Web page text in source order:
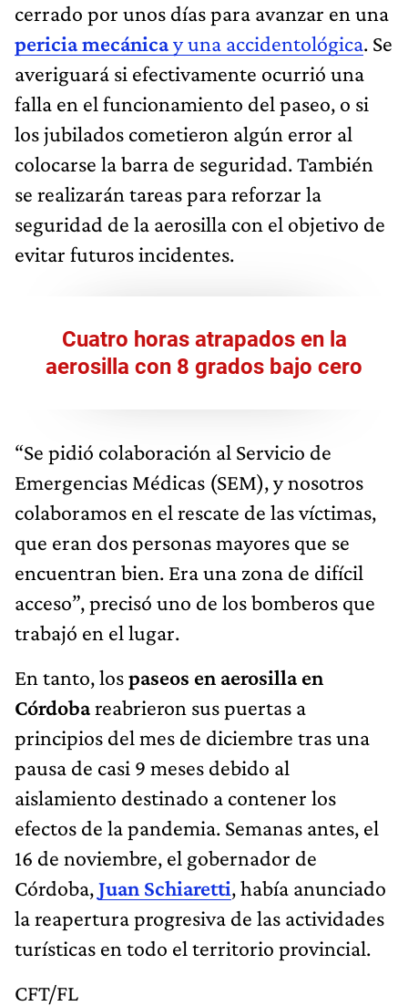
cerrado por unos días para avanzar en una
pericia mecánicay una accidentológica. Se
averiguará si efectivamente ocurrió una
falla en el funcionamiento del paseo, o si
los jubilados cometieron algún error al
colocarse la barra de seguridad. También
se realizarán tareas para reforzar la
seguridad de la aerosilla con el objetivo de
evitar futuros incidentes.
Cuatro horas atrapados en la
aerosilla con 8 grados bajo cero
“Se pidió colaboración al Servicio de
Emergencias Médicas (SEM), y nosotros
colaboramos en el rescate de las víctimas,
que eran dos personas mayores que se
encuentran bien. Era una zona de difícil
acceso”, precisó uno de los bomberos que
trabajó en el lugar.
En tanto, lospaseos en aerosilla en
Córdobareabrieron sus puertas a
principios del mes de diciembre tras una
pausa de casi 9 meses debido al
aislamiento destinado a contener los
efectos de la pandemia. Semanas antes, el
16 de noviembre, el gobernador de
Córdoba,Juan Schiaretti, había anunciado
la reapertura progresiva de las actividades
turísticas en todo el territorio provincial.
CFT/FL